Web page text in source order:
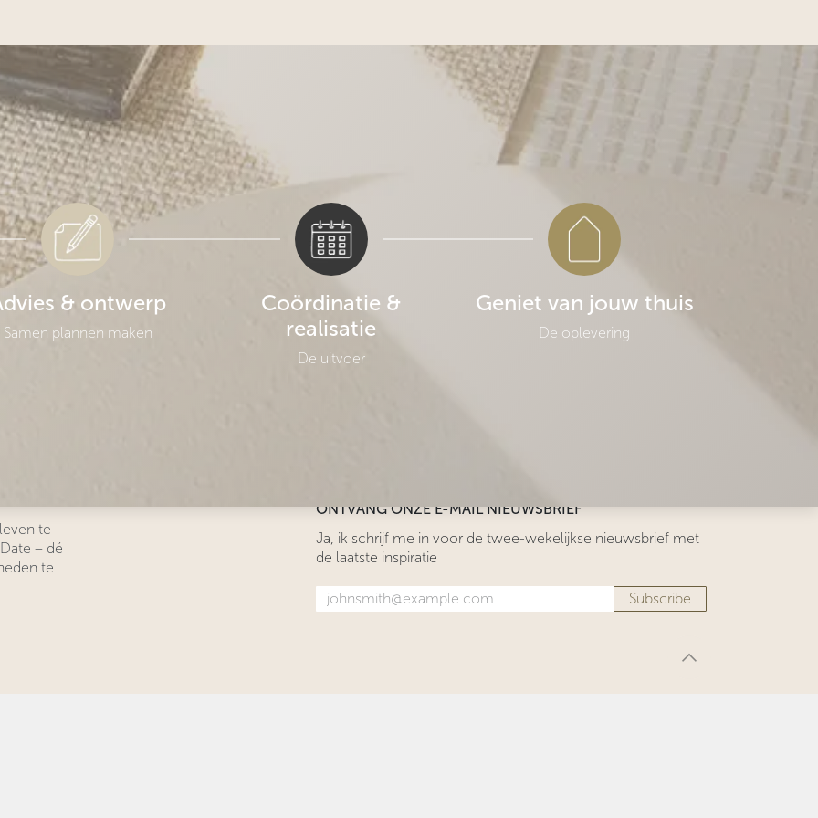
& ontwerp
Samen plannen maken
Coördinatie &
realisatie
De uitvoer
Geniet van jouw thuis
De oplevering
HOME STORIES
Barn
Park
Style Guide
Binnenkijkers
Woonstijlen
Kleuren
Over Home Made By
Locaties
Partner worden
Vacatures
Volg Home Made By op:
te
– dé
te
ONTVANG ONZE E-MAIL NIEUWSBRIEF
Ja, ik schrijf me in voor de twee-wekelijkse nieuwsbrief met
de laatste inspiratie
Subscribe